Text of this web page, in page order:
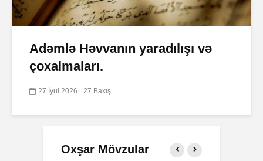
Adəmlə Həvvanın yaradılışı və
çoxalmaları.
27 İyul 2026 27 Baxış
Oxşar Mövzular